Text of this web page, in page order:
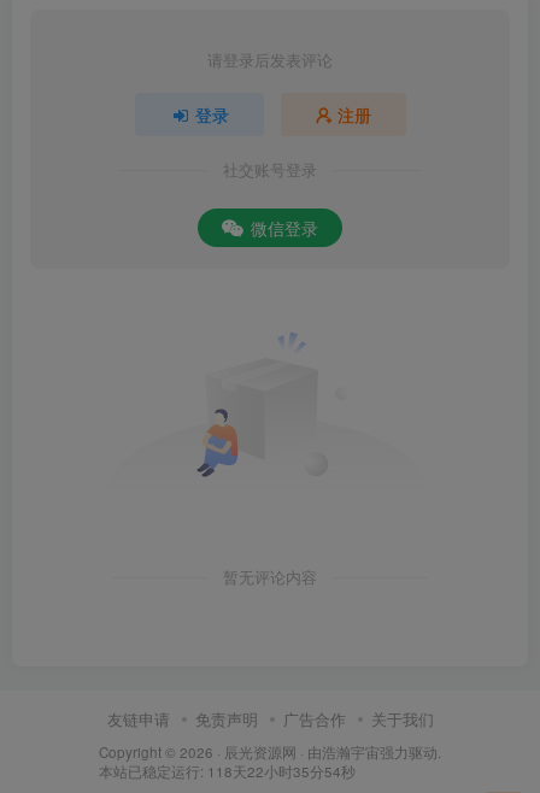
请登录后发表评论
登录 注册
社交账号登录
微信登录
暂无评论内容
友链申请 免责声明 广告合作 关于我们
Copyright © 2026 · 辰光资源网 · 由浩瀚宇宙强力驱动.
本站已稳定运行: 118天22小时35分54秒